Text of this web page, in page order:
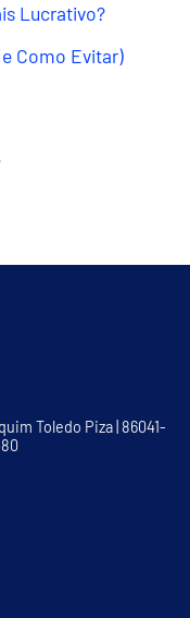
Lucrativo?
Como Evitar)
Toledo Piza | 86041-